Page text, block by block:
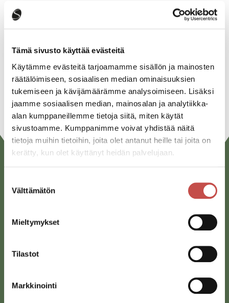
Tämä sivusto käyttää evästeitä
Käytämme evästeitä tarjoamamme sisällön ja mainosten
räätälöimiseen, sosiaalisen median ominaisuuksien
tukemiseen ja kävijämäärämme analysoimiseen. Lisäksi
jaamme sosiaalisen median, mainosalan ja analytiikka-
alan kumppaneillemme tietoja siitä, miten käytät
sivustoamme. Kumppanimme voivat yhdistää näitä
tietoja muihin tietoihin, joita olet antanut heille tai joita on
kerätty, kun olet käyttänyt heidän palvelujaan.
valinta
Välttämätön
Mieltymykset
Tilastot
Markkinointi
Jaa tapahtuma:
Facebook
Twitter
Linkedin
URL
Sivulantie 11, PL 13
kirjaamo@saarijarvi.fi